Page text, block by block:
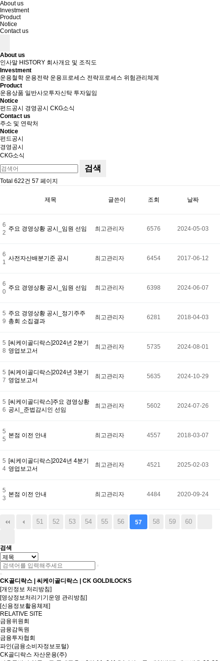
About us
Investment
Product
Notice
Contact us
About us
인사말 HISTORY 회사개요 및 조직도
Investment
운용철학 운용전략 운용프로세스 전략프로세스 위험관리체계
Product
운용상품 일반사모투자신탁 투자일임
Notice
펀드공시
경영공시 CKG소식
Contact us
주소 및 연락처
Notice
펀드공시
경영공시
CKG소식
검색
Total 622건 57 페이지
제목 글쓴이 조회 날짜
6
2
주요 경영상황 공시_임원 선임 최고관리자 6576 2024-05-03
6
1
사전자산배분기준 공시 최고관리자 6454 2017-06-12
6
0
주요 경영상황 공시_임원 선임 최고관리자 6398 2024-06-07
5
9
주요 경영상황 공시_정기주주
총회 소집결과
최고관리자 6281 2018-04-03
5
8
[씨케이골디락스]2024년 2분기
영업보고서
최고관리자 5735 2024-08-01
5
7
[씨케이골디락스]2024년 3분기
영업보고서
최고관리자 5635 2024-10-29
5
6
[씨케이골디락스]주요 경영상황
공시_준법감시인 선임
최고관리자 5602 2024-07-26
5
5
본점 이전 안내 최고관리자 4557 2018-03-07
5
4
[씨케이골디락스]2024년 4분기
영업보고서
최고관리자 4521 2025-02-03
5
3
본점 이전 안내 최고관리자 4484 2020-09-24
51 52 53 54 55 56 57 58 59 60
검색
CK골디락스 | 씨케이골디락스 | CK GOLDILOCKS
[개인정보 처리방침]
[영상정보처리기기운영 관리방침]
[신용정보활용체제]
RELATIVE SITE
금융위원회
금융감독원
금융투자협회
파인(금융소비자정보포털)
CK골디락스 자산운용(주)